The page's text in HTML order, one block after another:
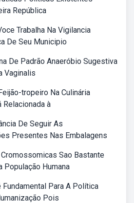
República
Trabalha Na Vigilancia
De Seu Municipio
De Padrão Anaeróbio Sugestiva
Vaginalis
tropeiro Na Culinária
Relacionada à
De Seguir As
Presentes Nas Embalagens
Sao Bastante
População Humana
Para A Política
Pois